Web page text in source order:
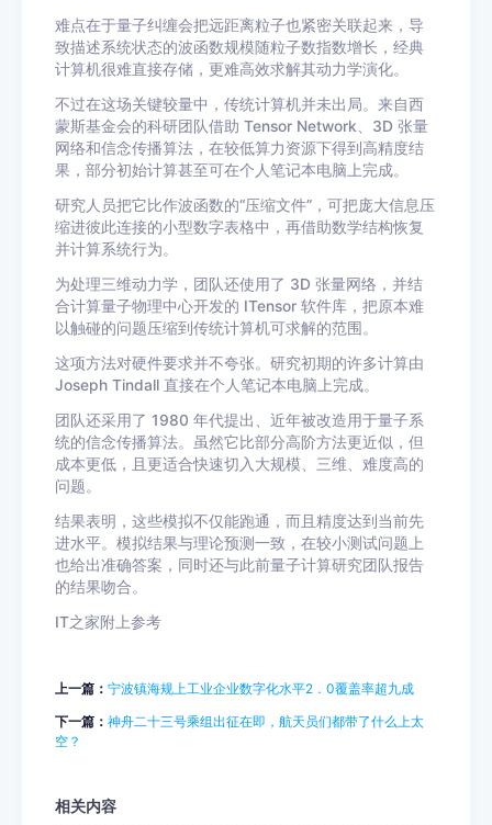
难点在于量子纠缠会把远距离粒子也紧密关联起来，导
致描述系统状态的波函数规模随粒子数指数增长，经典
计算机很难直接存储，更难高效求解其动力学演化。
不过在这场关键较量中，传统计算机并未出局。来自西
蒙斯基金会的科研团队借助 Tensor Network、3D 张量
网络和信念传播算法，在较低算力资源下得到高精度结
果，部分初始计算甚至可在个人笔记本电脑上完成。
研究人员把它比作波函数的“压缩文件”，可把庞大信息压
缩进彼此连接的小型数字表格中，再借助数学结构恢复
并计算系统行为。
为处理三维动力学，团队还使用了 3D 张量网络，并结
合计算量子物理中心开发的 ITensor 软件库，把原本难
以触碰的问题压缩到传统计算机可求解的范围。
这项方法对硬件要求并不夸张。研究初期的许多计算由
Joseph Tindall 直接在个人笔记本电脑上完成。
团队还采用了 1980 年代提出、近年被改造用于量子系
统的信念传播算法。虽然它比部分高阶方法更近似，但
成本更低，且更适合快速切入大规模、三维、难度高的
问题。
结果表明，这些模拟不仅能跑通，而且精度达到当前先
进水平。模拟结果与理论预测一致，在较小测试问题上
也给出准确答案，同时还与此前量子计算研究团队报告
的结果吻合。
IT之家附上参考
上一篇： 宁波镇海规上工业企业数字化水平2．0覆盖率超九成
下一篇： 神舟二十三号乘组出征在即，航天员们都带了什么上太
空？
相关内容